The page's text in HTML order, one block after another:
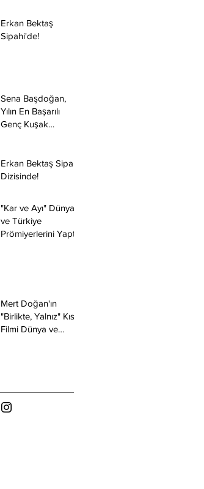
Erkan Bektaş
Sipahi'de!
Sena Başdoğan,
Yılın En Başarılı
Genç Kuşak
Erkan Bektaş Sipahi
Dizisinde!
"Kar ve Ayı" Dünya
ve Türkiye
Prömiyerlerini Yaptı!
Mert Doğan'ın
"Birlikte, Yalnız" Kısa
Filmi Dünya ve